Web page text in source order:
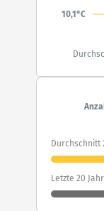
10,1°C
Durchschnitt
Letzte 20